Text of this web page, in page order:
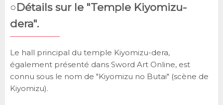
○Détails sur le "Temple Kiyomizu-
dera".
Le hall principal du temple Kiyomizu-dera,
également présenté dans Sword Art Online, est
connu sous le nom de "Kiyomizu no Butai" (scène de
Kiyomizu).